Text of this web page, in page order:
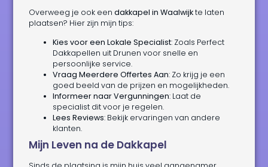
Overweeg je ook eendakkapel in Waalwijkte laten
plaatsen? Hier zijn mijn tips:
Kies voor een Lokale Specialist: Zoals Perfect
Dakkapellen uit Drunen voor snelle en
persoonlijke service.
Vraag Meerdere Offertes Aan: Zo krijg je een
goed beeld van de prijzen en mogelijkheden.
Informeer naar Vergunningen: Laat de
specialist dit voor je regelen.
Lees Reviews: Bekijk ervaringen van andere
klanten.
Mijn Leven na de Dakkapel